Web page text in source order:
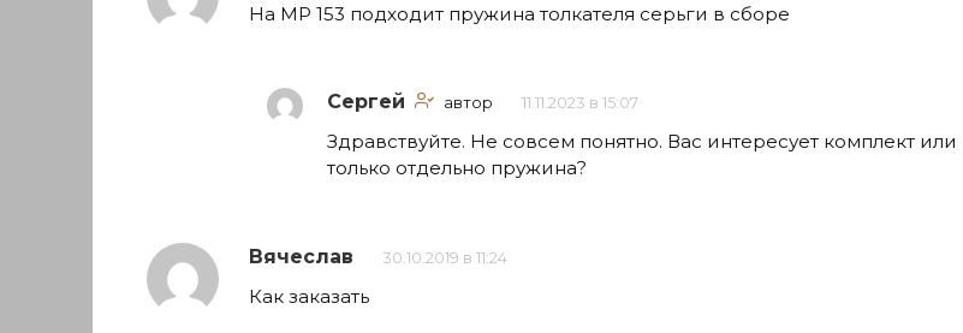
На МР 153 подходит пружина толкателя серьги в сборе
Сергей автор 11.11.2023 в 15:07
Здравствуйте. Не совсем понятно. Вас интересует комплект или
только отдельно пружина?
Вячеслав 30.10.2019 в 11:24
Как заказать